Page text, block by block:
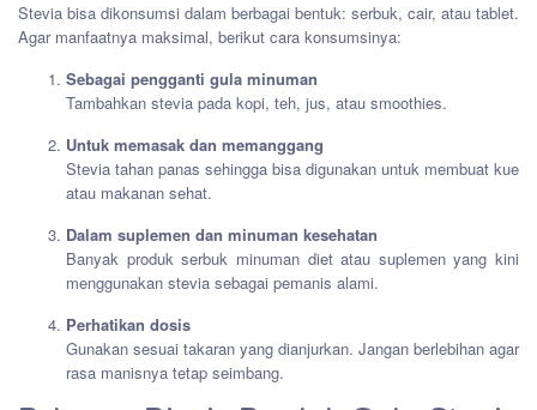
Stevia bisa dikonsumsi dalam berbagai bentuk: serbuk, cair, atau tablet.
Agar manfaatnya maksimal, berikut cara konsumsinya:
Sebagai pengganti gula minuman
Tambahkan stevia pada kopi, teh, jus, atau smoothies.
Untuk memasak dan memanggang
Stevia tahan panas sehingga bisa digunakan untuk membuat kue
atau makanan sehat.
Dalam suplemen dan minuman kesehatan
Banyak produk serbuk minuman diet atau suplemen yang kini
menggunakan stevia sebagai pemanis alami.
Perhatikan dosis
Gunakan sesuai takaran yang dianjurkan. Jangan berlebihan agar
rasa manisnya tetap seimbang.